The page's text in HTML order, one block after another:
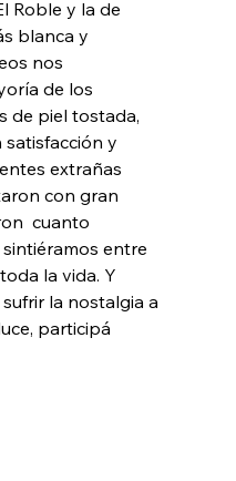
Roble y la de
blanca y
nos
de los
de piel tostada,
y
extrañas
con gran
cuanto
entre
la vida. Y
la nostalgia a
participá